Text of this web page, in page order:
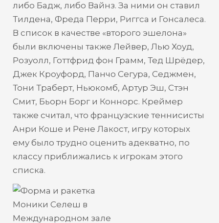
либо Бадж, либо Вайнз. За ними он ставил
Тилдена, Фреда Перри, Риггса и Гонсалеса.
В список в качестве «второго эшелона»
были включены также Лейвер, Лью Хоуд,
Розуолл, Готтфрид фон Грамм, Тед Шрёдер,
Джек Кроуфорд, Панчо Сегура, Седжмен,
Тони Траберт, Ньюкомб, Артур Эш, Стэн
Смит, Бьорн Борг и Коннорс. Креймер
также считал, что французские теннисисты
Анри Коше и Рене Лакост, игру которых
ему было трудно оценить адекватно, по
классу приближались к игрокам этого
списка.